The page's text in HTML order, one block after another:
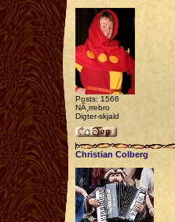
Posts: 1566
NÃ¸rrebro
Digter-skjald
Christian Colberg